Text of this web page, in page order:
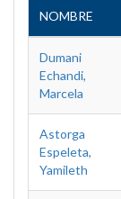
NOMBRE
Dumani
Echandi,
Marcela
Astorga
Espeleta,
Yamileth